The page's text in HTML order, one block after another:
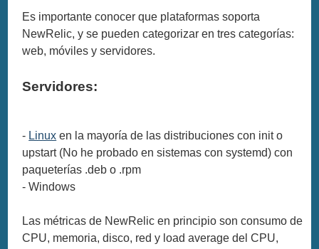
Es importante conocer que plataformas soporta
NewRelic, y se pueden categorizar en tres categorías:
web, móviles y servidores.
Servidores:
- Linux en la mayoría de las distribuciones con init o
upstart (No he probado en sistemas con systemd) con
paqueterías .deb o .rpm
- Windows
Las métricas de NewRelic en principio son consumo de
CPU, memoria, disco, red y load average del CPU,